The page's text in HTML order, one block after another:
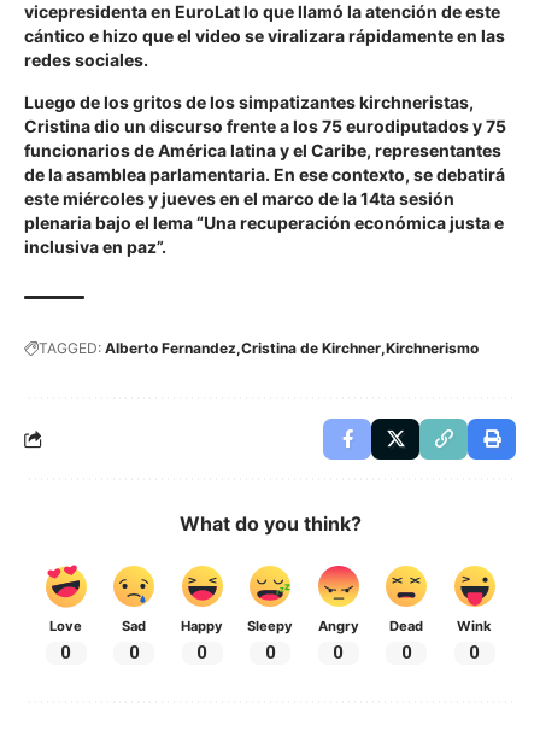
vicepresidenta en EuroLat lo que llamó la atención de este
cántico e hizo que el video se viralizara rápidamente en las
redes sociales.
Luego de los gritos de los simpatizantes kirchneristas,
Cristina dio un discurso frente a los 75 eurodiputados y 75
funcionarios de América latina y el Caribe, representantes
de la asamblea parlamentaria. En ese contexto, se debatirá
este miércoles y jueves en el marco de la 14ta sesión
plenaria bajo el lema “Una recuperación económica justa e
inclusiva en paz”.
TAGGED: Alberto Fernandez Cristina de Kirchner Kirchnerismo
What do you think?
Love
0
Sad
0
Happy
0
Sleepy
0
Angry
0
Dead
0
Wink
0